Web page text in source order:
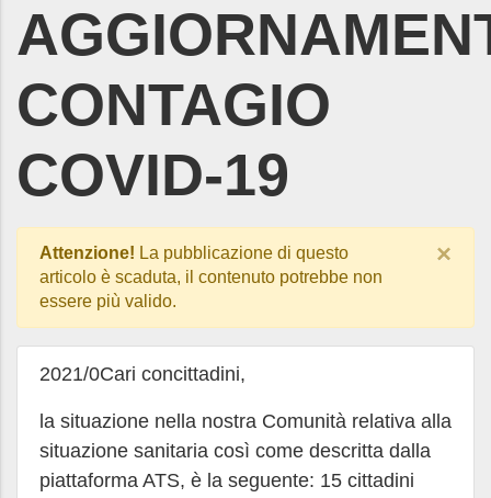
CONTAGIO
COVID-19
Attenzione! La pubblicazione di questo
articolo è scaduta, il contenuto potrebbe non
essere più valido.
×
2021/0Cari concittadini,
la situazione nella nostra Comunità relativa alla
situazione sanitaria così come descritta dalla
piattaforma ATS, è la seguente: 15 cittadini